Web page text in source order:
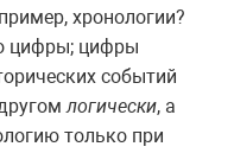
хронологии?
цифры; цифры
событий
логически, а
только при